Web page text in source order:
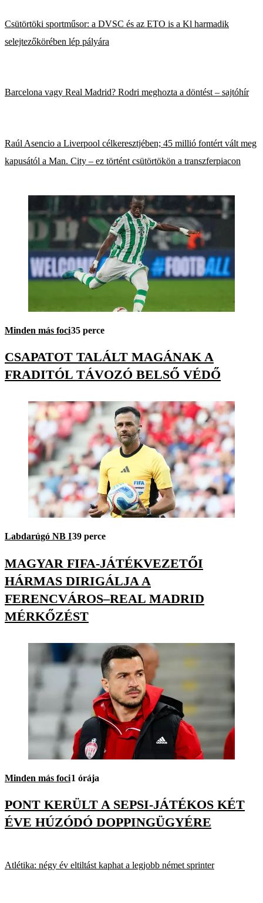
Csütörtöki sportműsor: a DVSC és az ETO is a Kl harmadik
selejtezőkörében lép pályára
Barcelona vagy Real Madrid? Rodri meghozta a döntést – sajtóhír
Raúl Asencio a Liverpool célkeresztjében; 45 millió fontért vált meg
kapusától a Man. City – ez történt csütörtökön a transzferpiacon
Minden más foci35 perce
CSAPATOT TALÁLT MAGÁNAK A
FRADITÓL TÁVOZÓ BELSŐ VÉDŐ
Labdarúgó NB I39 perce
MAGYAR FIFA-JÁTÉKVEZETŐI
HÁRMAS DIRIGÁLJA A
FERENCVÁROS–REAL MADRID
MÉRKŐZÉST
Minden más foci1 órája
PONT KERÜLT A SEPSI-JÁTÉKOS KÉT
ÉVE HÚZÓDÓ DOPPINGÜGYÉRE
Atlétika: négy év eltiltást kaphat a legjobb német sprinter